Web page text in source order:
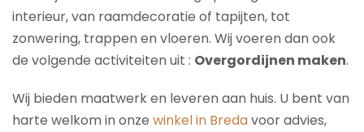
interieur, van raamdecoratie of tapijten, tot
zonwering, trappen en vloeren. Wij voeren dan ook
de volgende activiteiten uit : Overgordijnen maken.
Wij bieden maatwerk en leveren aan huis. U bent van
harte welkom in onze winkel in Bredavoor advies,